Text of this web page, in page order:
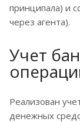
принципала) и
через агента).
Учет
Реализован
денежных